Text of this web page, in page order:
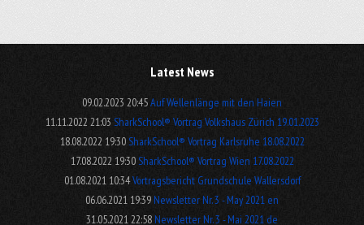
Latest News
09.02.2023 20:45Auf Wellenlänge mit den Haien
11.11.2022 21:03 SharkSchool® Vortrag Volkshaus Zürich 19.01.2023
18.08.2022 19:30SharkSchool® Vortrag Karlsruhe 18.08.2022
17.08.2022 19:30 SharkSchool® Vortrag Wien 17.08.2022
01.08.2021 10:34Vortragsbericht Grundschule Wallersdorf
06.06.2021 19:39 Newsletter Nr. 3 - May 2021 en
31.05.2021 22:58 Newsletter Nr. 3 - Mai 2021 de